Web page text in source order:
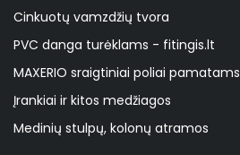
Cinkuotų vamzdžių tvora
PVC danga turėklams - fitingis.lt
MAXERIO sraigtiniai poliai pamatams
Įrankiai ir kitos medžiagos
Medinių stulpų, kolonų atramos